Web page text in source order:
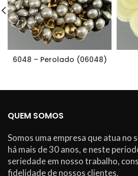
6048 – Perolado (06048)
QUEM SOMOS
Somos uma empresa que atua no
há mais de 30 anos, e neste
seriedade em nosso trabalho,
fidelidade de nossos clientes.